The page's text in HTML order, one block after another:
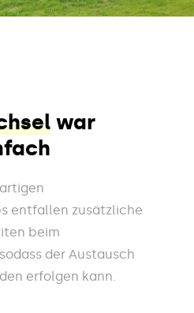
war
entfallen zusätzliche
beim
der Austausch
erfolgen kann.